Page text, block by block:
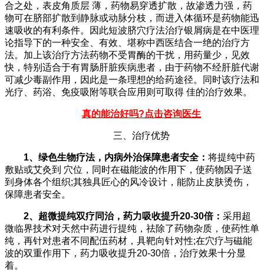
合之处，表皮角质层 薄，药物易穿透扩散，故渗透力强，药
物可在脐部扩散到静脉或动脉分枝，而进入体循环是药物能迅
速吸收的有利条件。因此短波脐穴疗法治疗银屑病是在中医理
论指导下的一种安全、有效、堪称中西医结合一绝的治疗方
法。加上该治疗方法药物不受胃酶的干扰，用药量少，见效
快，特别适合于有胃肠肝脏疾病患者，由于药物不经肝脏代谢
可减少毒副作用，因此是一条理想的给药途径。同时该疗法和
光疗、药浴、免疫吸附等联合应用则可取得 佳的治疗效果。
真的能治好吗?点击咨询医生
三、治疗优势
1、绿色生物疗法，内病外治保障患者安全： 将提纯中药
敷贴或艾灸到 穴位，同时在磁能波的作用下，使药物因子送
到身体各个组织;其独具匠心的风冷设计，能防止皮肤烫伤，
保障患者安全。
2、超微提纯双疗同治，药力吸收提升20-30倍： 采用超
微临界技术对天然中药进行提纯，祛除了药物杂质，使药性单
纯，再针对患者不同配伍药材，具靶向针对性;在穴疗与磁能
波的双重作用下，药力吸收提升20-30倍，治疗效果十分显
着。